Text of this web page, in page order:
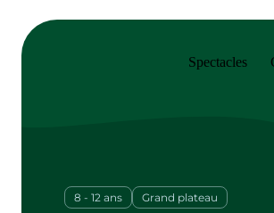
Sauter au contenu principal
Sauter au pied de page
Spectacles
8 - 12 ans Grand plateau